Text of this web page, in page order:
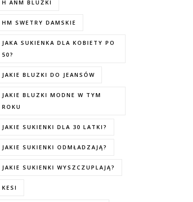
H ANM BLUZKI
HM SWETRY DAMSKIE
JAKA SUKIENKA DLA KOBIETY PO
50?
JAKIE BLUZKI DO JEANSÓW
JAKIE BLUZKI MODNE W TYM
ROKU
JAKIE SUKIENKI DLA 30 LATKI?
JAKIE SUKIENKI ODMŁADZAJĄ?
JAKIE SUKIENKI WYSZCZUPLAJĄ?
KESI